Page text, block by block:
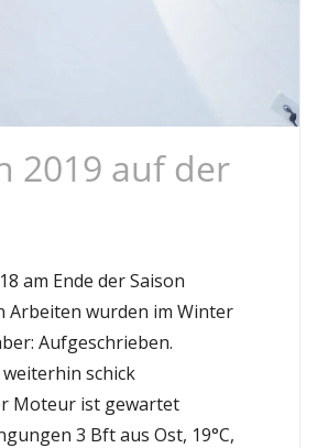
2019 auf der
am Ende der Saison
Arbeiten wurden im Winter
Aufgeschrieben.
schick
Moteur ist gewartet
3 Bft aus Ost, 19°C,